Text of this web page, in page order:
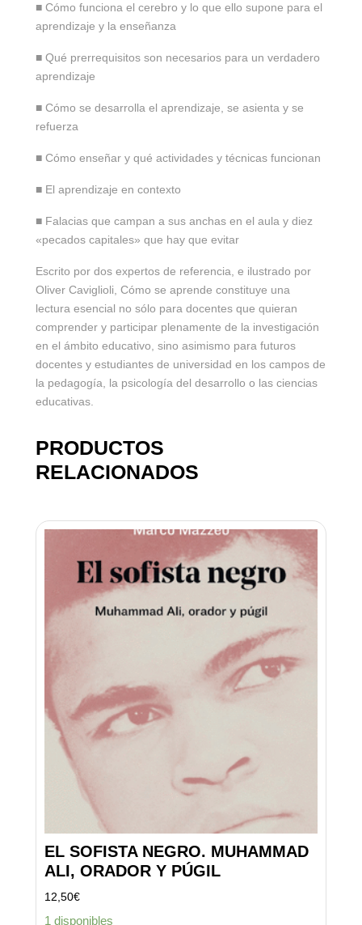
■ Cómo funciona el cerebro y lo que ello supone para el
aprendizaje y la enseñanza
■ Qué prerrequisitos son necesarios para un verdadero
aprendizaje
■ Cómo se desarrolla el aprendizaje, se asienta y se
refuerza
■ Cómo enseñar y qué actividades y técnicas funcionan
■ El aprendizaje en contexto
■ Falacias que campan a sus anchas en el aula y diez
«pecados capitales» que hay que evitar
Escrito por dos expertos de referencia, e ilustrado por
Oliver Caviglioli, Cómo se aprende constituye una
lectura esencial no sólo para docentes que quieran
comprender y participar plenamente de la investigación
en el ámbito educativo, sino asimismo para futuros
docentes y estudiantes de universidad en los campos de
la pedagogía, la psicología del desarrollo o las ciencias
educativas.
PRODUCTOS
RELACIONADOS
EL SOFISTA NEGRO. MUHAMMAD
ALI, ORADOR Y PÚGIL
12,50€
1 disponibles